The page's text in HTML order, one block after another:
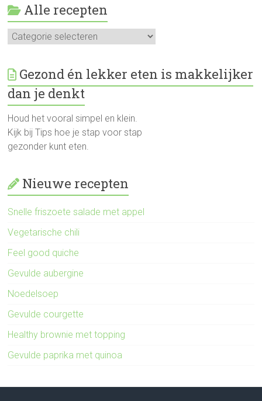
Alle recepten
Alle
recepten
Gezond én lekker eten is makkelijker
dan je denkt
Houd het vooral simpel en klein.
Kijk bij Tips hoe je stap voor stap
gezonder kunt eten.
Nieuwe recepten
Snelle friszoete salade met appel
Vegetarische chili
Feel good quiche
Gevulde aubergine
Noedelsoep
Gevulde courgette
Healthy brownie met topping
Gevulde paprika met quinoa